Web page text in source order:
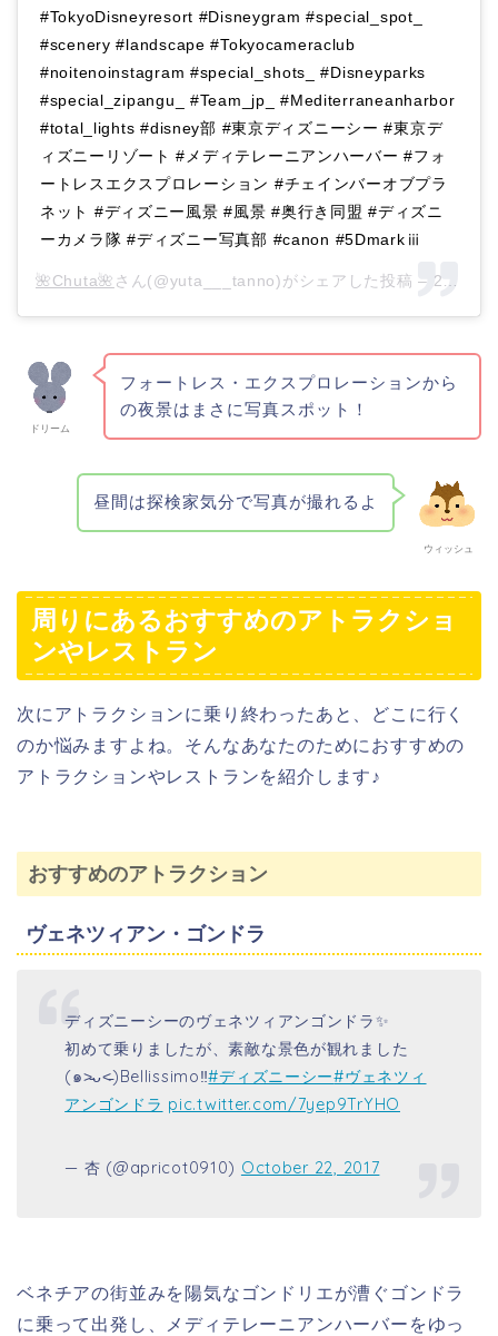
#TokyoDisneyresort #Disneygram #special_spot_
#scenery #landscape #Tokyocameraclub
#noitenoinstagram #special_shots_ #Disneyparks
#special_zipangu_ #Team_jp_ #Mediterraneanharbor
#total_lights #disney部 #東京ディズニーシー #東京デ
ィズニーリゾート #メディテレーニアンハーバー #フォ
ートレスエクスプロレーション #チェインバーオブプラ
ネット #ディズニー風景 #風景 #奥行き同盟 #ディズニ
ーカメラ隊 #ディズニー写真部 #canon #5Dmarkⅲ
🌺Chuta🌺 さん(@yuta___tanno)がシェアした投稿 – 2016年 8月月14日午後11時26分PDT
ドリーム
フォートレス・エクスプロレーションから
の夜景はまさに写真スポット！
ウィッシュ
昼間は探検家気分で写真が撮れるよ
周りにあるおすすめのアトラクショ
ンやレストラン
次にアトラクションに乗り終わったあと、どこに行く
のか悩みますよね。そんなあなたのためにおすすめの
アトラクションやレストランを紹介します♪
おすすめのアトラクション
ヴェネツィアン・ゴンドラ
ディズニーシーのヴェネツィアンゴンドラ✨
初めて乗りましたが、素敵な景色が観れました
(๑˃̵ᴗ˂̵)Bellissimo‼️#ディズニーシー#ヴェネツィ
アンゴンドラ pic.twitter.com/7yep9TrYHO
— 杏 (@apricot0910) October 22, 2017
ベネチアの街並みを陽気なゴンドリエが漕ぐゴンドラ
に乗って出発し、メディテレーニアンハーバーをゆっ